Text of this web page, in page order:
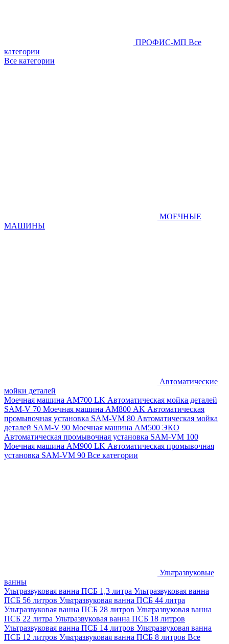
ПРОФИС-МП Все
категории
Все категории
МОЕЧНЫЕ
МАШИНЫ
Автоматические
мойки деталей
Моечная машина AM700 LK Автоматическая мойка деталей
SAM-V 70 Моечная машина АМ800 AK Автоматическая
промывочная установка SAM-VM 80 Автоматическая мойка
деталей SAM-V 90 Моечная машина АМ500 ЭКО
Автоматическая промывочная установка SAM-VM 100
Моечная машина AM900 LK Автоматическая промывочная
установка SAM-VM 90 Все категории
Ультразвуковые
ванны
Ультразвуковая ванна ПСБ 1,3 литра Ультразвуковая ванна
ПСБ 56 литров Ультразвуковая ванна ПСБ 44 литра
Ультразвуковая ванна ПСБ 28 литров Ультразвуковая ванна
ПСБ 22 литра Ультразвуковая ванна ПСБ 18 литров
Ультразвуковая ванна ПСБ 14 литров Ультразвуковая ванна
ПСБ 12 литров Ультразвуковая ванна ПСБ 8 литров Все